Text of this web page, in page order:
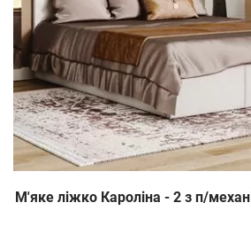
М'яке ліжко Кароліна - 2 з п/